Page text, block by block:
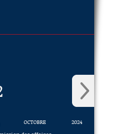
OCTOBRE
2024